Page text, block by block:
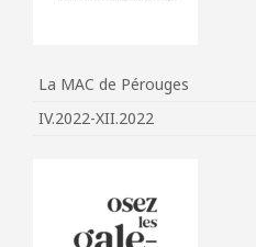
La MAC de Pérouges
IV.2022-XII.2022